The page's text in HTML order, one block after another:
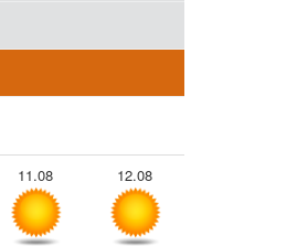
11.08 12.08